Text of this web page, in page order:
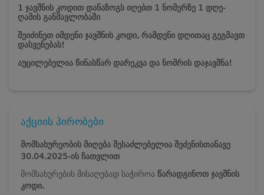
1 ჯავშნის კოდით დანაზოგს იღებთ 1 ნომერზე 1 დღე-
ღამის განმავლობაში
შეიძინეთ იმდენი ჯავშნის კოდი, რამდენი დღითაც გეგმავთ
დასვენებას!
აუცილებელია წინასწარ დარეკვა და ნომრის დაჯავშნა!
აქციის პირობები
მომსახურეობის მიღება შესაძლებელია შეძენისთანავე
30.04.2025-ის ჩათვლით
მომსახურების მისაღებად საჭიროა წარადგინოთ ჯავშნის
კოდი.